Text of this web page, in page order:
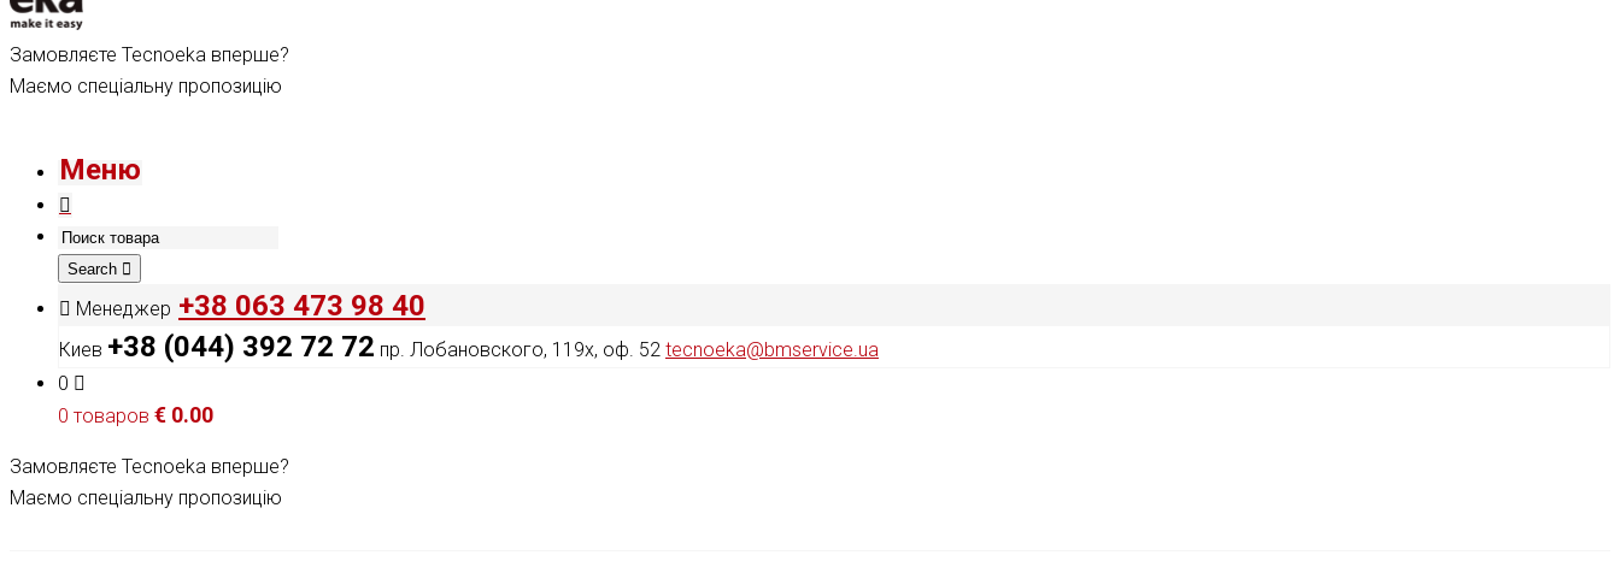
Замовляєте Tecnoeka вперше?
Маємо спеціальну пропозицію
Меню
Search
Менеджер +38 063 473 98 40
Киев +38 (044) 392 72 72 пр. Лобановского, 119х, оф. 52 tecnoeka@bmservice.ua
0
0 товаров € 0.00
Замовляєте Tecnoeka вперше?
Маємо спеціальну пропозицію